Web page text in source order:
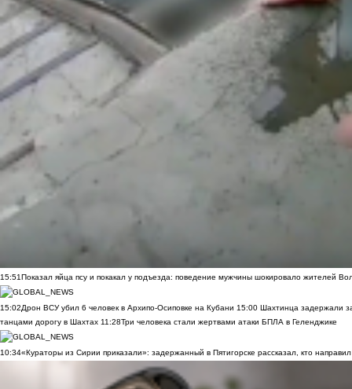
15:51Показал яйца псу и покакал у подъезда: поведение мужчины шокировало жителей
15:02Дрон ВСУ убил 6 человек в Архипо-Осиповке на Кубани 15:00 Шахтинца задержали
танцами дорогу в Шахтах 11:28Три человека стали жертвами атаки БПЛА в Геленджике
10:34«Кураторы из Сирии приказали»: задержанный в Пятигорске рассказал, кто направил